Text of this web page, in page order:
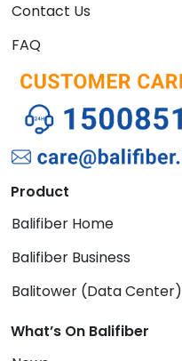
Contact Us
FAQ
Product
Balifiber Home
Balifiber Business
Balitower (Data Center)
What’s On Balifiber